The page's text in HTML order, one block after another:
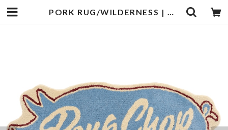
PORK RUG/WILDERNESS | PORKCHOP GARAGE SUPPLY